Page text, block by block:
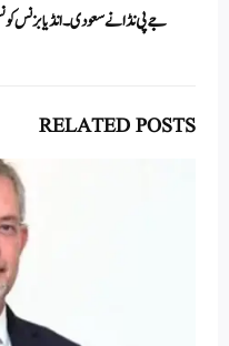
جے پی نڈا نے سعودی۔انڈیا بزنس
RELATED POSTS